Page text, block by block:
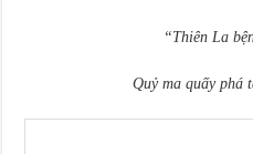
“Thiên La
Quỷ ma quấy phá